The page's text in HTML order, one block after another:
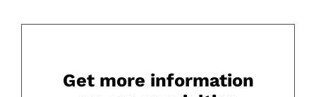
Get more information